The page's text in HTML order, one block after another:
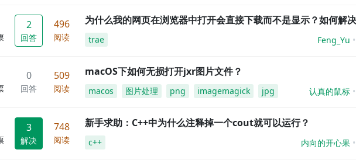
2
回答
496
阅读
为什么我的网页在浏览器中打开会直接下载而不是显示？如何解
trae Feng_Yu
0
回答
509
阅读
macOS下如何无损打开jxr图片文件？
macos 图片处理 png imagemagick jpg 认真的鼠标
3
解决
748
阅读
新手求助：C++中为什么注释掉一个cout就可以运行？
c++ 内向的开心果